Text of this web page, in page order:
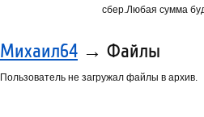
сбер.Любая сумма
Михаил64 → Файлы
Пользователь не загружал файлы в архив.